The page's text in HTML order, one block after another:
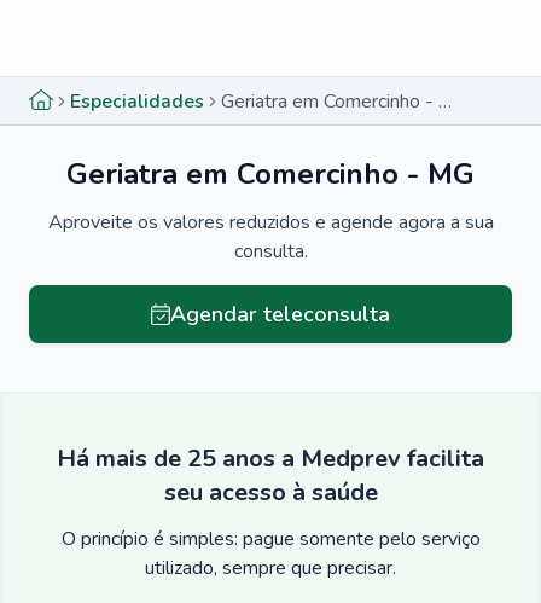
Especialidades Geriatra em Comercinho - MG
Geriatra em Comercinho - MG
Aproveite os valores reduzidos e agende agora a sua
consulta.
Agendar teleconsulta
Há mais de 25 anos a Medprev facilita
seu acesso à saúde
O princípio é simples: pague somente pelo serviço
utilizado, sempre que precisar.